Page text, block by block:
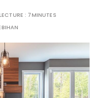
: 7MINUTES